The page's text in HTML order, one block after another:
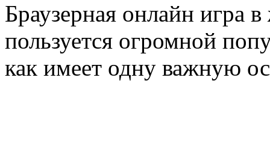
Браузерная онлайн игра
пользуется огромной
как имеет одну важную